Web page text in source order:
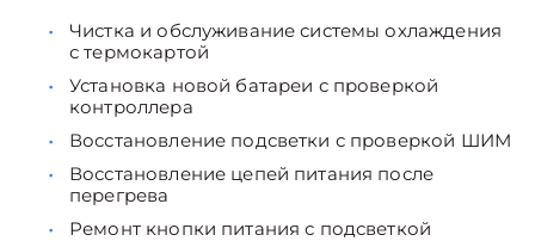
Чистка и обслуживание системы охлаждения
с термокартой
Установка новой батареи с проверкой
контроллера
Восстановление подсветки с проверкой ШИМ
Восстановление цепей питания после
перегрева
Ремонт кнопки питания с подсветкой